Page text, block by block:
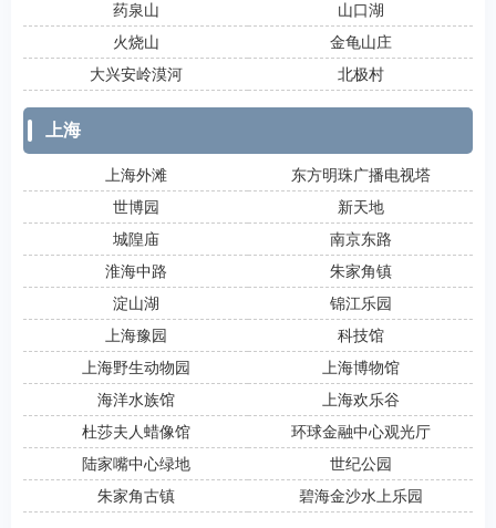
药泉山
山口湖
火烧山
金龟山庄
大兴安岭漠河
北极村
上海
上海外滩
东方明珠广播电视塔
世博园
新天地
城隍庙
南京东路
淮海中路
朱家角镇
淀山湖
锦江乐园
上海豫园
科技馆
上海野生动物园
上海博物馆
海洋水族馆
上海欢乐谷
杜莎夫人蜡像馆
环球金融中心观光厅
陆家嘴中心绿地
世纪公园
朱家角古镇
碧海金沙水上乐园